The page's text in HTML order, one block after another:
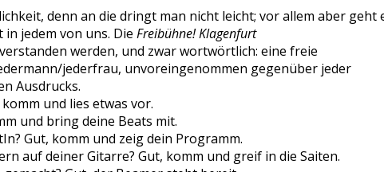
denn an die dringt man nicht leicht; vor allem aber geht
jedem von uns. Die Freibühne! Klagenfurt
werden, und zwar wortwörtlich: eine freie
jederfrau, unvoreingenommen gegenüber jeder
Ausdrucks.
und lies etwas vor.
und bring deine Beats mit.
Gut, komm und zeig dein Programm.
auf deiner Gitarre? Gut, komm und greif in die Saiten.